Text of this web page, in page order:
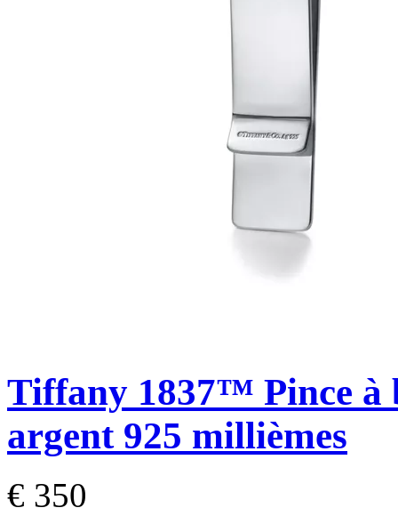
Tiffany 1837™ Pince à
argent 925 millièmes
€ 350